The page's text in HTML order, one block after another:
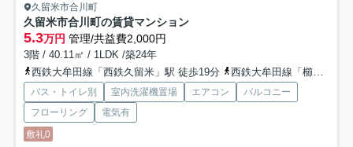
久留米市合川町
久留米市合川町の賃貸マンション
5.3万円 管理/共益費2,000円
3階 / 40.11㎡ / 1LDK /築24年
西鉄大牟田線「西鉄久留米」駅 徒歩19分
西鉄大牟田線「櫛原」駅 徒歩21分
バス・トイレ別 室内洗濯機置場 エアコン
バルコニー
フローリング
電気有
敷礼0